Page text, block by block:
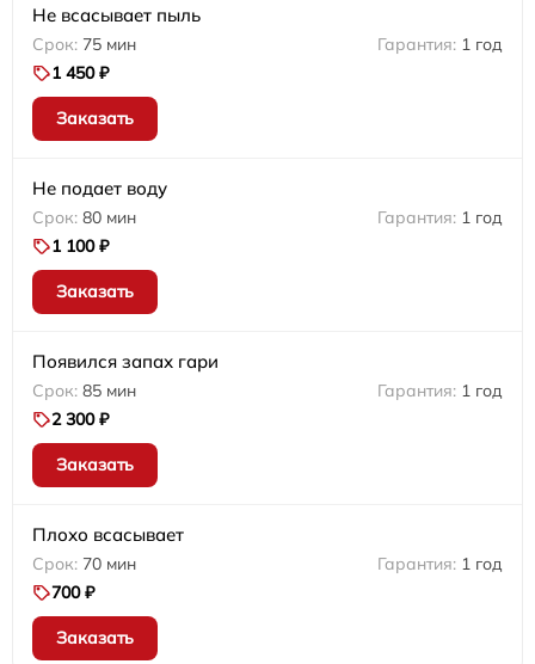
Не всасывает пыль
75 мин
1 год
1 450 ₽
Заказать
Не подает воду
80 мин
1 год
1 100 ₽
Заказать
Появился запах гари
85 мин
1 год
2 300 ₽
Заказать
Плохо всасывает
70 мин
1 год
700 ₽
Заказать